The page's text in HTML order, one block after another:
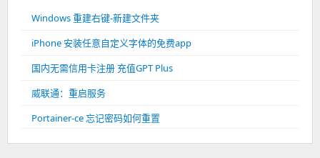
Windows 重建右键-新建文件夹
iPhone 安装任意自定义字体的免费app
国内无需信用卡注册 充值GPT Plus
威联通：重启服务
Portainer-ce 忘记密码如何重置